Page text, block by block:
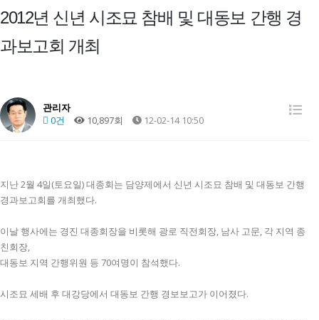
2012년 신년 시조묘 참배 및 대동보 간행 경
과보고회 개최
관리자
0건
10,897회 12-02-14 10:50
지난 2월 4일(토요일) 대종회는 담양제에서 신년 시조묘 참배 및 대동보 간행
경과보고회를 개최했다.
이날 행사에는 경진 대종회장을 비롯해 광로 직전회장, 남사 고문, 각 지역 종
친회장,
대동보 지역 간행위원 등 70여명이 참석했다.
시조묘 세배 후 대강당에서 대동보 간행 경보보고가 이어졌다.